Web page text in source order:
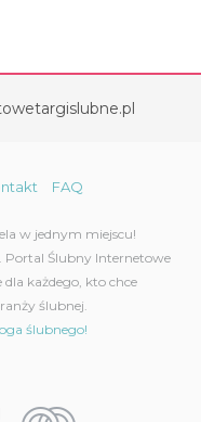
FAQ
w jednym miejscu!
Portal Ślubny Internetowe
każdego, kto chce
ślubnej.
ślubnego!